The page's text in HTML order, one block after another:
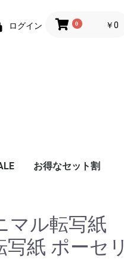
ログイン 0 ￥0
お得なセット割
マル転写紙
紙 ポーセリ